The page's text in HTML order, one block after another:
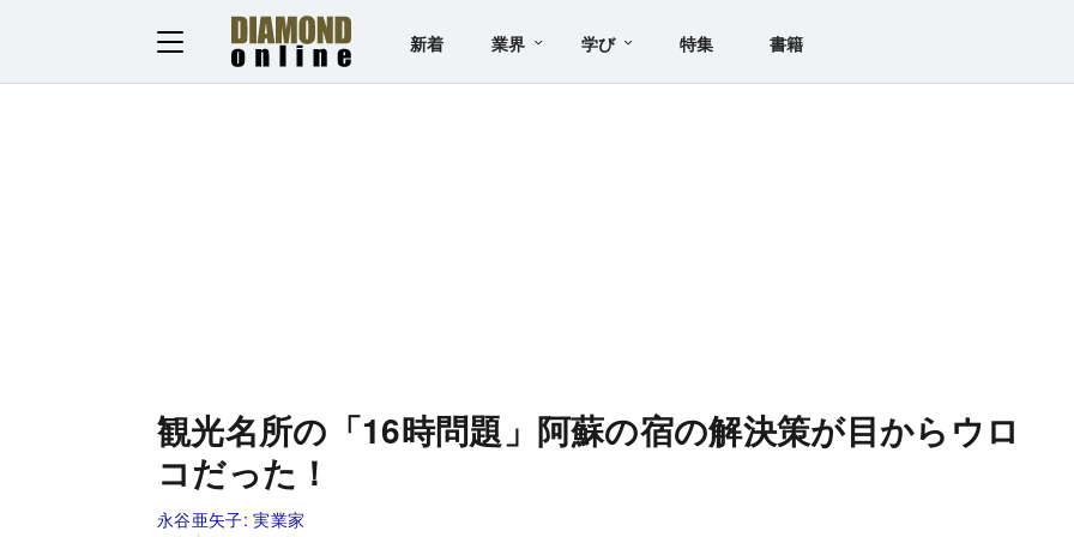
新着 業界 学び 特集 書籍
観光名所の「16時問題」阿蘇の宿の解決策が目からウロ
コだった！
永谷亜矢子:実業家